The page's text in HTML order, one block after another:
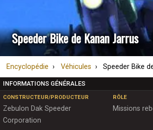
Speeder Bike de Kanan Jarrus
Encyclopédie Véhicules Speeder Bike
INFORMATIONS GÉNÉRALES
CONSTRUCTEUR/PRODUCTEUR
Zebulon Dak Speeder
Corporation
RÔLE
Missions